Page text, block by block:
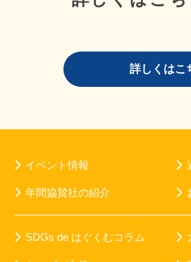
詳しくはこ
イベント情報
年間協賛社の紹介
SDGs de はぐくむコラム